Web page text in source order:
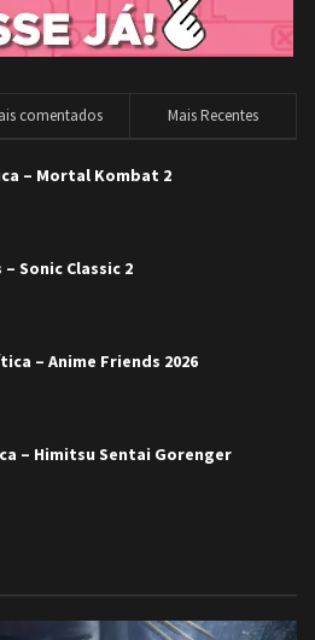
comentados Mais Recentes
– Mortal Kombat 2
Sonic Classic 2
– Anime Friends 2026
– Himitsu Sentai Gorenger